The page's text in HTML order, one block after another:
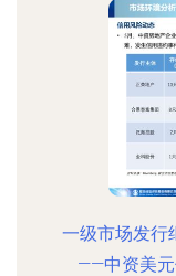
一级市场发行
——中资美元